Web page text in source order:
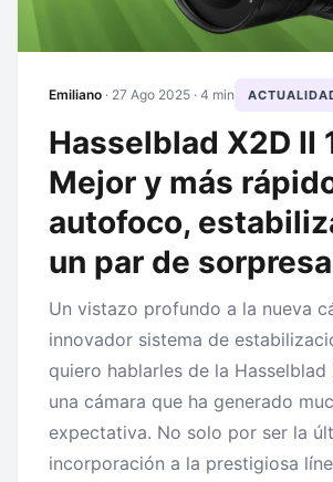
Emiliano · 27 Ago 2025 · 4 min
Hasselblad X2D II
Mejor y más
autofoco,
un par de
Un vistazo profundo a la nueva
innovador sistema de
quiero hablarles de la Hasselblad
una cámara que ha generado
expectativa. No solo por ser la
incorporación a la prestigiosa